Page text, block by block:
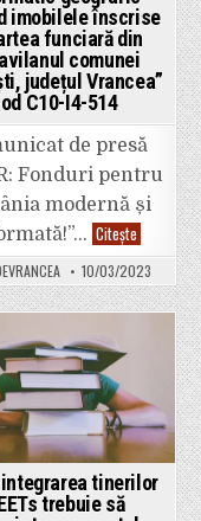
imobilele înscrise
funciară din
comunei
județul Vrancea”
C10-I4-514
de presă
Fonduri pentru
modernă și
Citește Primăria
Comunei
Bârsești
anunță
semnarea
finanțare
proiectul
unui
sistem
informatic
geografic
privind
imobilele
înscrise
10/03/2023
Posted
in
integrarea tinerilor
trebuie să